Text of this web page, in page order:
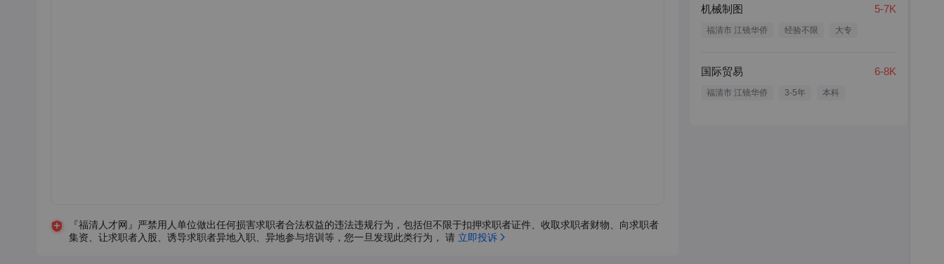
『福清人才网』严禁用人单位做出任何损害求职者合法权益的违法违规行为，包括但不限于扣押求职者证件、收取求职者财物、向求职者
集资、让求职者入股、诱导求职者异地入职、异地参与培训等，您一旦发现此类行为， 请 立即投诉
机械制图 5-7K
福清市 江镜华侨 经验不限 大专
国际贸易 6-8K
福清市 江镜华侨 3-5年 本科